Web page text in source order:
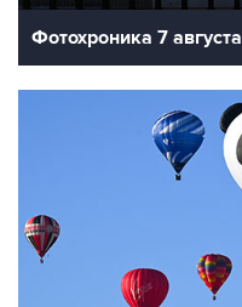
Фотохроника 7 августа